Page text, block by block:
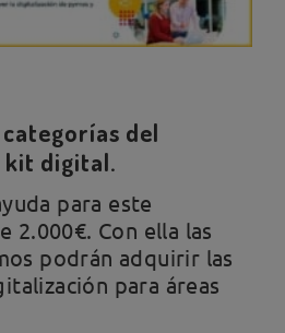
del
kit digital.
para este
2.000€. Con ella las
podrán adquirir las
para áreas